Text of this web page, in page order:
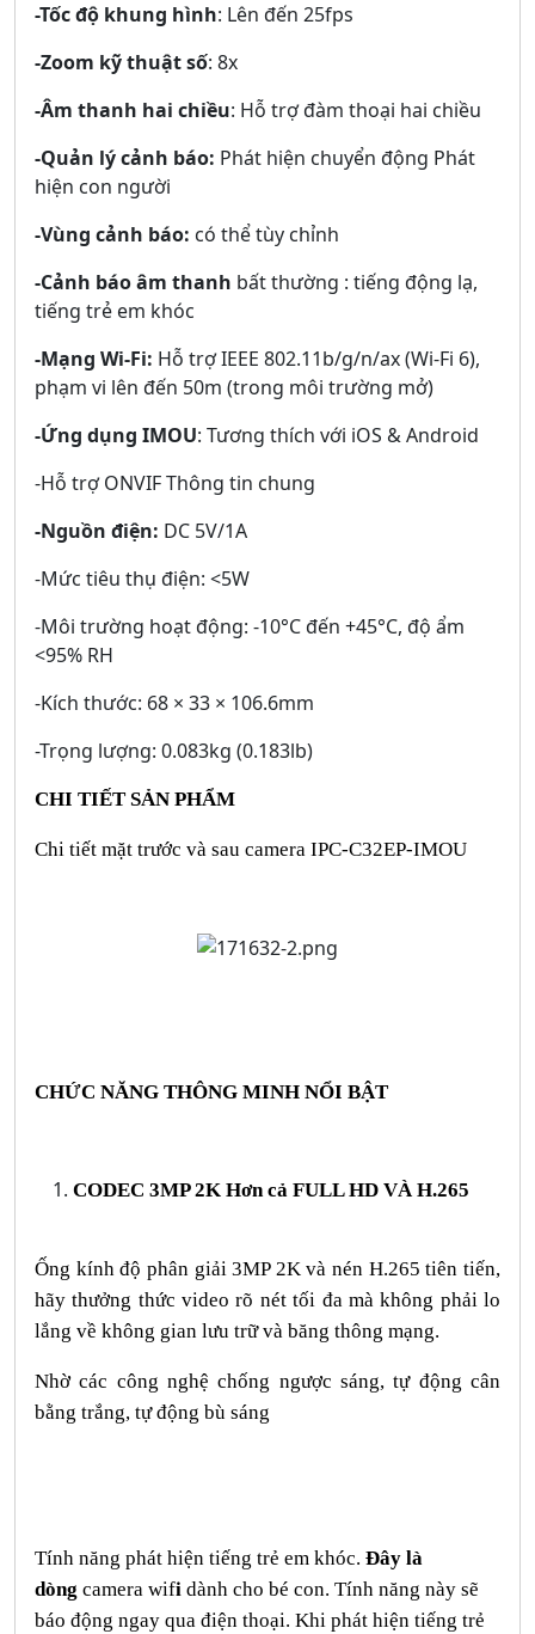
-Tốc độ khung hình: Lên đến 25fps
-Zoom kỹ thuật số: 8x
-Âm thanh hai chiều: Hỗ trợ đàm thoại hai chiều
-Quản lý cảnh báo: Phát hiện chuyển động Phát
hiện con người
-Vùng cảnh báo: có thể tùy chỉnh
-Cảnh báo âm thanh bất thường : tiếng động lạ,
tiếng trẻ em khóc
-Mạng Wi-Fi: Hỗ trợ IEEE 802.11b/g/n/ax (Wi-Fi 6),
phạm vi lên đến 50m (trong môi trường mở)
-Ứng dụng IMOU: Tương thích với iOS & Android
-Hỗ trợ ONVIF Thông tin chung
-Nguồn điện: DC 5V/1A
-Mức tiêu thụ điện: <5W
-Môi trường hoạt động: -10°C đến +45°C, độ ẩm
<95% RH
-Kích thước: 68 × 33 × 106.6mm
-Trọng lượng: 0.083kg (0.183lb)
CHI TIẾT SẢN PHẨM
Chi tiết mặt trước và sau camera IPC-C32EP-IMOU
CHỨC NĂNG THÔNG MINH NỔI BẬT
CODEC 3MP 2K Hơn cả FULL HD VÀ H.265
Ống kính độ phân giải 3MP 2K và nén H.265 tiên tiến,
hãy thưởng thức video rõ nét tối đa mà không phải lo
lắng về không gian lưu trữ và băng thông mạng.
Nhờ các công nghệ chống ngược sáng, tự động cân
bằng trắng, tự động bù sáng
Tính năng phát hiện tiếng trẻ em khóc. Đây là
dòng camera wifi dành cho bé con. Tính năng này sẽ
báo động ngay qua điện thoại. Khi phát hiện tiếng trẻ